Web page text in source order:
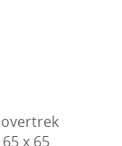
x 65